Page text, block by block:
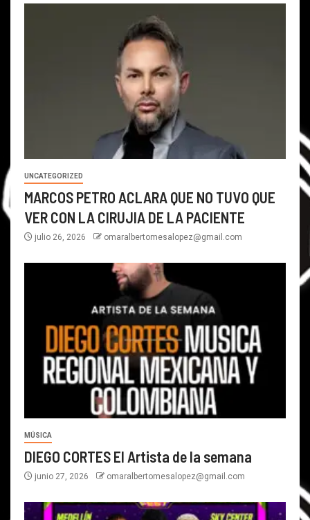
UNCATEGORIZED
MARCOS PETRO ACLARA QUE NO TUVO QUE
VER CON LA CIRUJIA DE LA PACIENTE
julio 26, 2026 omaralbertomesalopez@gmail.com
MÚSICA
DIEGO CORTES El Artista de la semana
junio 27, 2026 omaralbertomesalopez@gmail.com